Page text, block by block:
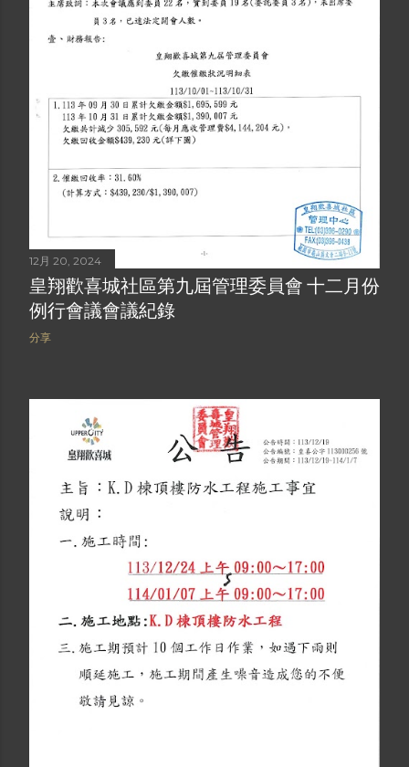
12月 20, 2024
皇翔歡喜城社區第九屆管理委員會 十二月份
例行會議會議紀錄
分享